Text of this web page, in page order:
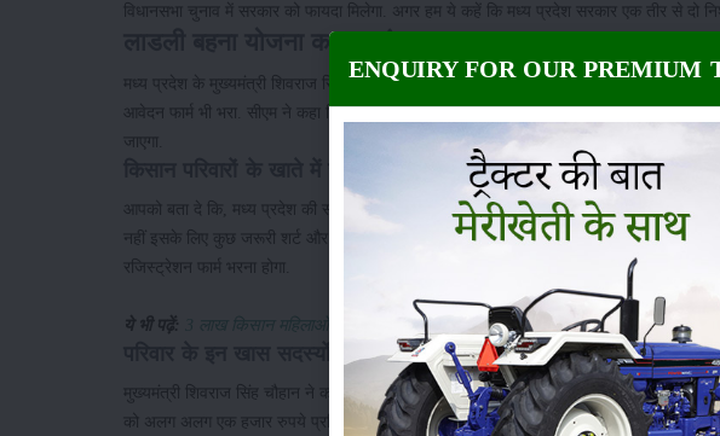
विधानसभा चुनाव में सरकार को फायदा मिलेगा. अगर हम ये कहें कि मध्य प्रदेश सरकार एक तीर से दो
लाडली बहना योजना का शुभारंभ
मध्य प्रदेश के मुख्यमंत्री शिवराज सिंह चौहान ने लाडली बहना योजना का शुभारंभअपने जन्मदिन के शुभ
आवेदन फार्म भी भरा. सीएम ने कहा कि, लाडली बहना योजना के जरिये मध्य प्रदेश की निचली और
जाएगा.
आपको बता दे कि, मध्य प्रदेश की सरकार की यह योजना लागू होने के बाद किसानों परिवारों के बैंक
नहीं इसके लिए कुछ जरूरी शर्ट और जानकारियां भी लागू की गयी हैं. जो भी लाडली बहना योजना का
रजिस्ट्रेशन फार्म भरना होगा.
ये भी पढ़ें: 3 लाख किसान महिलाओं के खाते में 54,000 करोड़ रुपये भेज किया आर्थिक सशक्तिकरण
परिवार के इन खास सदस्यों का भी रखा ख्याल
मुख्यमंत्री शिवराज सिंह चौहान ने कहा कि, एक ही परिवार की देवरानी और जेठानी को योजना का
को अलग अलग एक हजार रुपये प्रतिमाह दिया जाएगा. सीमे की इस योजना में शर्ट सिर्फ यही है कि,
ENQUIRY FOR OUR PREMIUM